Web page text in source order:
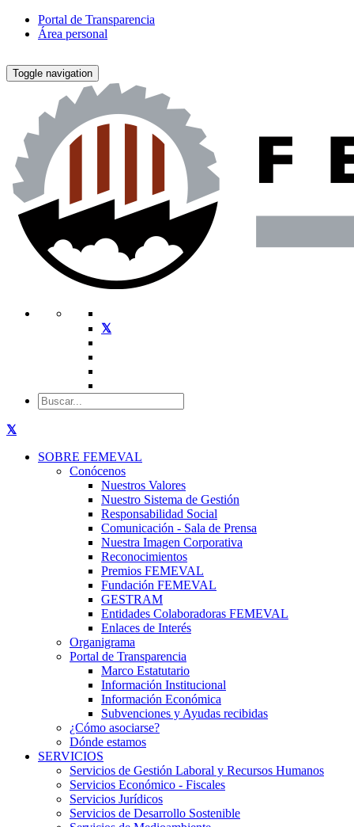
Portal de Transparencia
Área personal
Toggle navigation
SOBRE FEMEVAL
Conócenos
Nuestros Valores
Nuestro Sistema de Gestión
Responsabilidad Social
Comunicación - Sala de Prensa
Nuestra Imagen Corporativa
Reconocimientos
Premios FEMEVAL
Fundación FEMEVAL
GESTRAM
Entidades Colaboradoras FEMEVAL
Enlaces de Interés
Organigrama
Portal de Transparencia
Marco Estatutario
Información Institucional
Información Económica
Subvenciones y Ayudas recibidas
¿Cómo asociarse?
Dónde estamos
SERVICIOS
Servicios de Gestión Laboral y Recursos Humanos
Servicios Económico - Fiscales
Servicios Jurídicos
Servicios de Desarrollo Sostenible